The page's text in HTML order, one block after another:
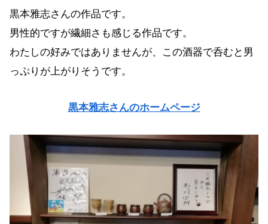
黒本雅志さんの作品です。
男性的ですが繊細さも感じる作品です。
わたしの好みではありませんが、この酒器で呑むと男
っぷりが上がりそうです。
黒本雅志さんのホームページ